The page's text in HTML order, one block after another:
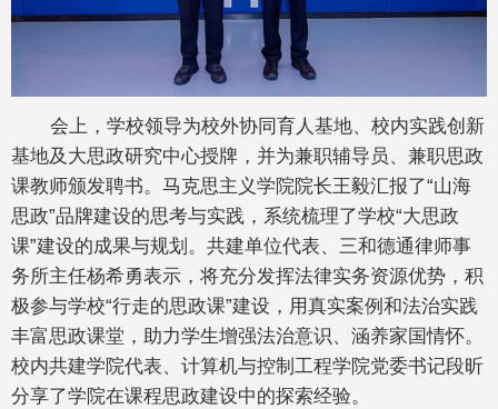
会上，学校领导为校外协同育人基地、校内实践创新
基地及大思政研究中心授牌，并为兼职辅导员、兼职思政
课教师颁发聘书。马克思主义学院院长王毅汇报了“山海
思政”品牌建设的思考与实践，系统梳理了学校“大思政
课”建设的成果与规划。共建单位代表、三和德通律师事
务所主任杨希勇表示，将充分发挥法律实务资源优势，积
极参与学校“行走的思政课”建设，用真实案例和法治实践
丰富思政课堂，助力学生增强法治意识、涵养家国情怀。
校内共建学院代表、计算机与控制工程学院党委书记段昕
分享了学院在课程思政建设中的探索经验。